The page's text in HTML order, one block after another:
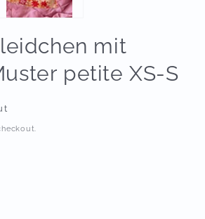
mit
petite XS-S